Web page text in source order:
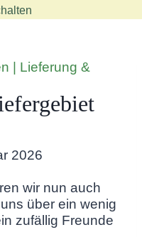
| Lieferung &
2026
wir nun auch
über ein wenig
zufällig Freunde